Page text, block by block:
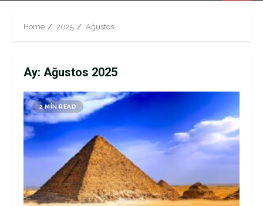
Home 2025 Ağustos
Ay: Ağustos 2025
2 MIN READ